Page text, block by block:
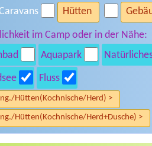
Hütten
im Camp oder in der Nähe:
Aquapark
Fluss
Hütten(Kochnische/Herd) >
Hütten(Kochnische/Herd+Dusche) >